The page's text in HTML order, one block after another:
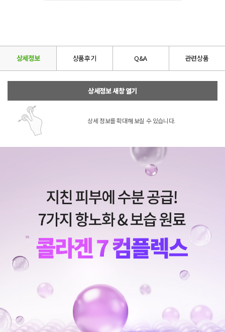
상세정보 상품후기 Q&A 관련상품
상세정보 새창 열기
상세 정보를 확대해 보실 수 있습니다.